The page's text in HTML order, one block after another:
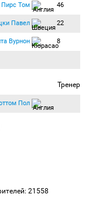
Пирс Том 46
Павел 22
Вурнон 8
Тренер
Пол
21558